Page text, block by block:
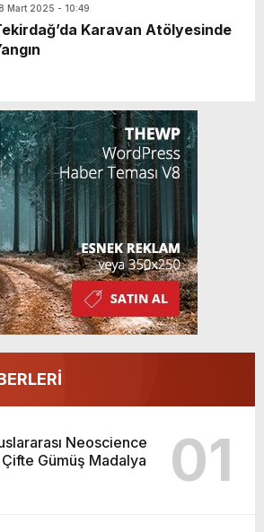
Mart 2025 - 10:49
Karavan Atölyesinde
Neoscience
Çifte Gümüş Madalya
01